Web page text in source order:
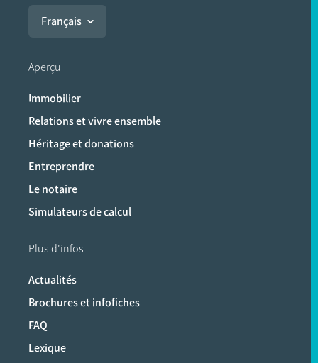
Français
Aperçu
Immobilier
Relations et vivre ensemble
Héritage et donations
Entreprendre
Le notaire
Simulateurs de calcul
Plus d'infos
Actualités
Brochures et infofiches
FAQ
Lexique